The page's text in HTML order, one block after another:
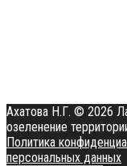
Ахатова Н.Г. © 2026
озеленение
Политика
персональных данных